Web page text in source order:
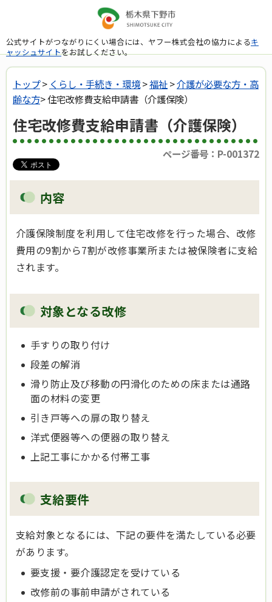
公式サイトがつながりにくい場合には、ヤフー株式会社の協力によるキ
ャッシュサイトをお試しください。
トップ> くらし・手続き・環境>福祉>介護が必要な方・高
齢な方> 住宅改修費支給申請書（介護保険）
住宅改修費支給申請書（介護保険）
ページ番号：P-001372
内容
介護保険制度を利用して住宅改修を行った場合、改修
費用の9割から7割が改修事業所または被保険者に支給
されます。
対象となる改修
手すりの取り付け
段差の解消
滑り防止及び移動の円滑化のための床または通路
面の材料の変更
引き戸等への扉の取り替え
洋式便器等への便器の取り替え
上記工事にかかる付帯工事
支給要件
支給対象となるには、下記の要件を満たしている必要
があります。
要支援・要介護認定を受けている
改修前の事前申請がされている